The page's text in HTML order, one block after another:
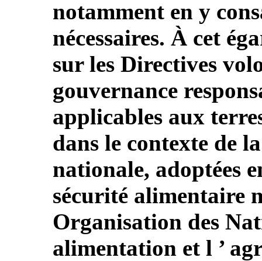
notamment en y
nécessaires. À cet
sur les Directives
gouvernance
applicables aux
dans le contexte de
nationale, adoptées
sécurité alimentaire
Organisation des
alimentation et l ’